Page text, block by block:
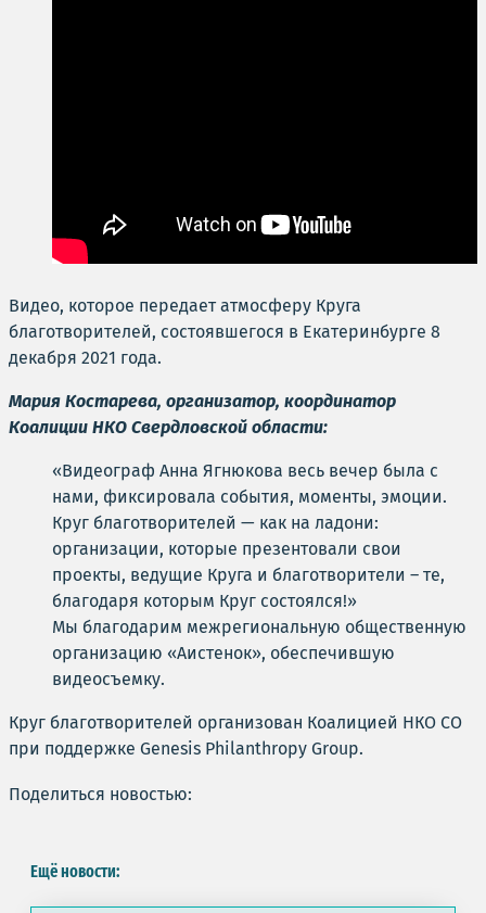
Видео, которое передает атмосферу Круга
благотворителей, состоявшегося в Екатеринбурге 8
декабря 2021 года.
Мария Костарева, организатор, координатор
Коалиции НКО Свердловской области:
«Видеограф Анна Ягнюкова весь вечер была с
нами, фиксировала события, моменты, эмоции.
Круг благотворителей — как на ладони:
организации, которые презентовали свои
проекты, ведущие Круга и благотворители – те,
благодаря которым Круг состоялся!»
Мы благодарим межрегиональную общественную
организацию «Аистенок», обеспечившую
видеосъемку.
Круг благотворителей организован Коалицией НКО СО
при поддержке Genesis Philanthropy Group.
Поделиться новостью:
Ещё новости: